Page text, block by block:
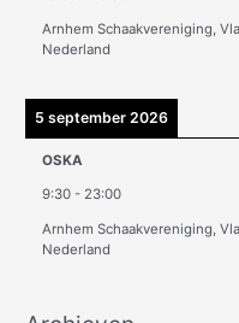
Arnhem Schaakvereniging,
Nederland
5 september 2026
OSKA
9:30 - 23:00
Arnhem Schaakvereniging,
Nederland